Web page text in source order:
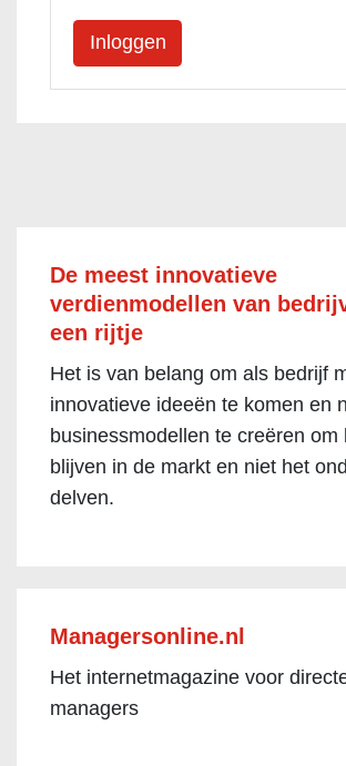
De meest innovatieve
verdienmodellen van
een rijtje
Het is van belang om als bedrijf
innovatieve ideeën te komen en
businessmodellen te creëren om
blijven in de markt en niet het
delven.
Managersonline.nl
Het internetmagazine voor
managers